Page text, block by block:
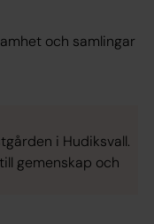
och samlingar
i Hudiksvall.
gemenskap och